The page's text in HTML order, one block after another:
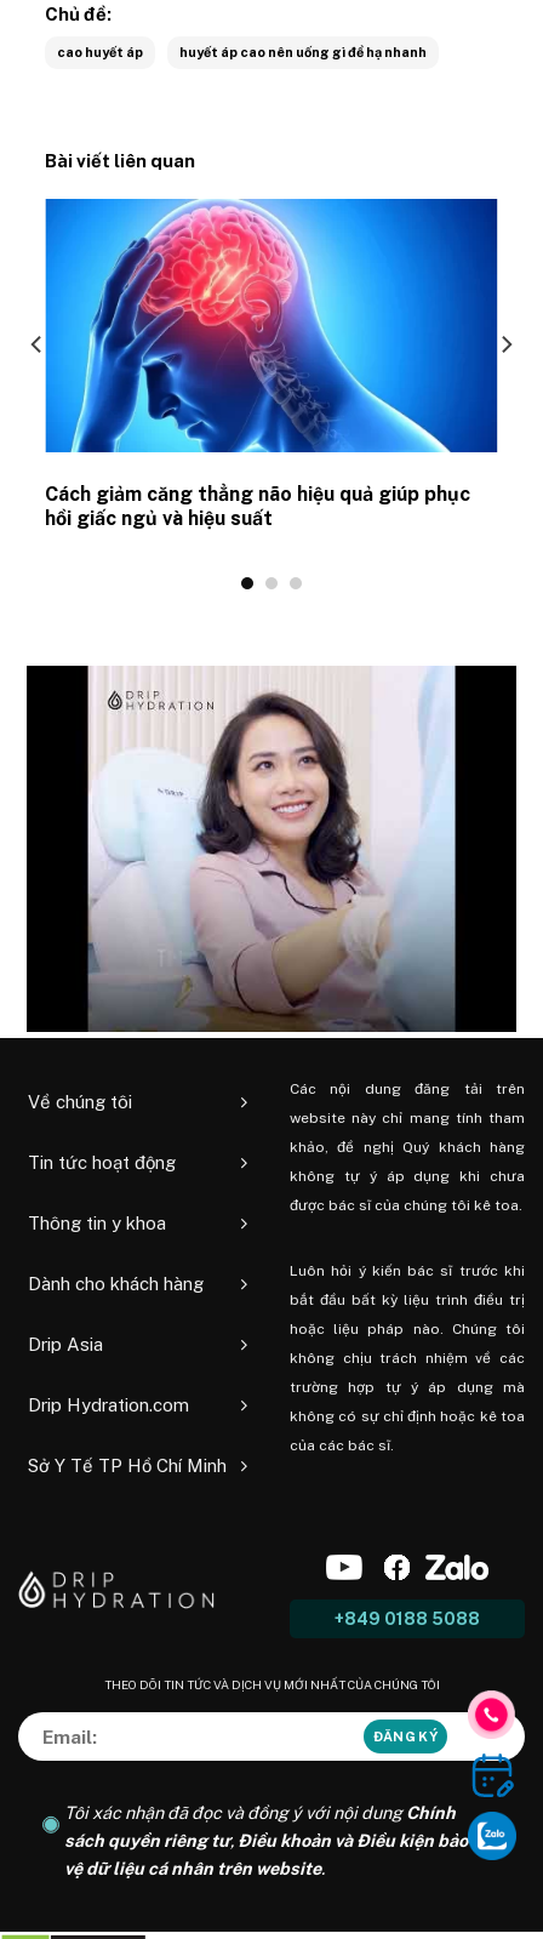
Chủ đề:
cao huyết áp huyết áp cao nên uống gì để hạ nhanh
Bài viết liên quan
Cách giảm căng thẳng não hiệu quả giúp phục
hồi giấc ngủ và hiệu suất
Về chúng tôi
Tin tức hoạt động
Thông tin y khoa
Dành cho khách hàng
Drip Asia
Drip Hydration.com
Sở Y Tế TP Hồ Chí Minh
Các nội dung đăng tải trên
website này chỉ mang tính tham
khảo, đề nghị Quý khách hàng
không tự ý áp dụng khi chưa
được bác sĩ của chúng tôi kê toa.
Luôn hỏi ý kiến ​​bác sĩ trước khi
bắt đầu bất kỳ liệu trình điều trị
hoặc liệu pháp nào. Chúng tôi
không chịu trách nhiệm về các
trường hợp tự ý áp dụng mà
không có sự chỉ định hoặc kê toa
của các bác sĩ.
+849 0188 5088
THEO DÕI TIN TỨC VÀ DỊCH VỤ MỚI NHẤT CỦA CHÚNG TÔI
Tôi xác nhận đã đọc và đồng ý với nội dungChính
sách quyền riêng tư, Điều khoản và Điều kiện bảo
vệ dữ liệu cá nhân trên website.